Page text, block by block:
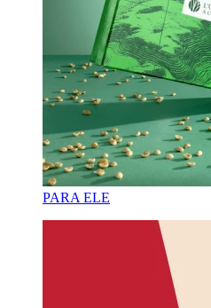
PARA ELE